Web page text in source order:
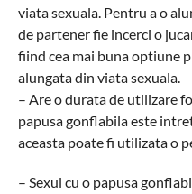
viata sexuala. Pentru a o
de partener fie incerci o
fiind cea mai buna optiune
alungata din viata sexuala.
– Are o durata de utilizare
papusa gonflabila este
aceasta poate fi utilizata o
– Sexul cu o papusa